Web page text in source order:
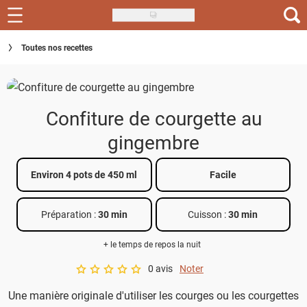
Skip
to
main
Recettes
Inspirations
Actus
Téléchargez l'app Saveurs Recettes
Index des recettes
Toutes nos recettes
Confiture de courgette au
gingembre
Environ 4 pots de 450 ml Facile
Préparation :30 min Cuisson :30 min
+ le temps de repos la nuit
A star rating of 0 out of 5.
0 avis Noter
Une manière originale d'utiliser les courges ou les courgettes